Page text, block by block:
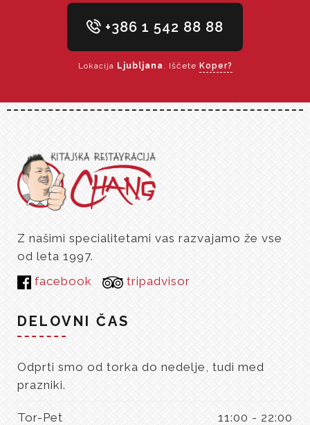
+386 1 542 88 88
Lokacija Ljubljana . Iščete Koper?
Z našimi specialitetami vas razvajamo že vse
od leta 1997.
facebook
tripadvisor
DELOVNI ČAS
Odprti smo od torka do nedelje, tudi med
prazniki.
Tor-Pet 11:00 - 22:00